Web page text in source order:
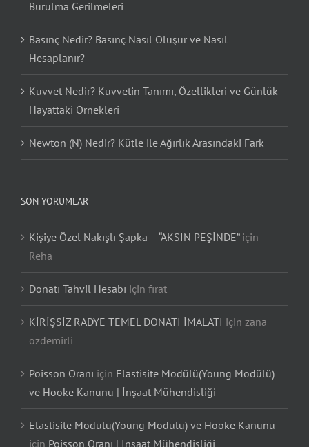
Burulma Gerilmeleri
Basınç Nedir? Basınç Nasıl Oluşur ve Nasıl
Hesaplanır?
Kuvvet Nedir? Kuvvetin Tanımı, Özellikleri ve Günlük
Hayattaki Örnekleri
Newton (N) Nedir? Kütle ile Ağırlık Arasındaki Fark
SON YORUMLAR
Kişiye Özel Nakışlı Şapka – “AKSIN PEŞİNDE”için
Reha
Donatı Tahvil Hesabı için fırat
KİRİŞSİZ RADYE TEMEL DONATI İMALATI için zana
özdemirli
Poisson Oranı için Elastisite Modülü(Young Modülü)
ve Hooke Kanunu | İnşaat Mühendisliği
Elastisite Modülü(Young Modülü) ve Hooke Kanunu